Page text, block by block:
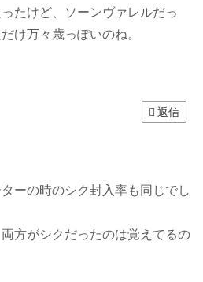
たけど、ソーンヴァレルだっ
け万々歳っぽいのね。
返信
ーの時のシク封入率も同じでし
方がシクだったのは覚えてるの